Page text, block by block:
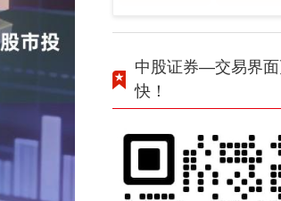
中股证券—交易界
快！